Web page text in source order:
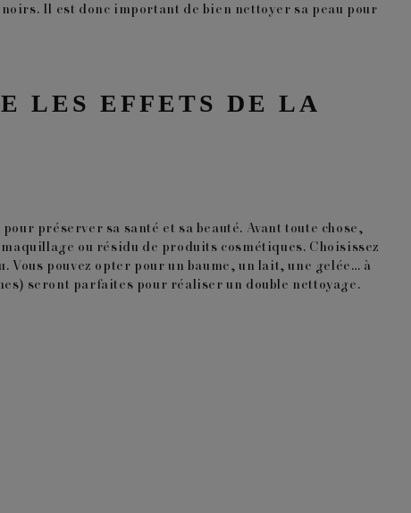
Il est donc important de bien nettoyer sa peau pour
LES EFFETS DE LA
préserver sa santé et sa beauté. Avant toute chose,
ou résidu de produits cosmétiques. Choisissez
pouvez opter pour un baume, un lait, une gelée… à
seront parfaites pour réaliser un double nettoyage.